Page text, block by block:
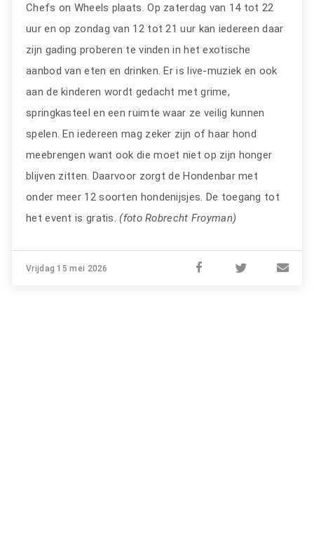
Chefs on Wheels plaats. Op zaterdag van 14 tot 22
uur en op zondag van 12 tot 21 uur kan iedereen daar
zijn gading proberen te vinden in het exotische
aanbod van eten en drinken. Er is live-muziek en ook
aan de kinderen wordt gedacht met grime,
springkasteel en een ruimte waar ze veilig kunnen
spelen. En iedereen mag zeker zijn of haar hond
meebrengen want ook die moet niet op zijn honger
blijven zitten. Daarvoor zorgt de Hondenbar met
onder meer 12 soorten hondenijsjes. De toegang tot
het event is gratis.(foto Robrecht Froyman)
Vrijdag 15 mei 2026